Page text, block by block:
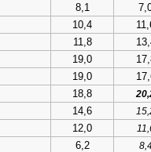
8,1
10,4
11,8
19,0
19,0
18,8
14,6
12,0
6,2